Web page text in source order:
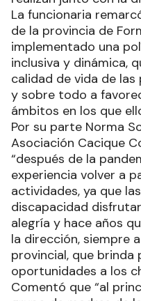
La funcionaria
de la provincia de
implementado una
inclusiva y dinámica,
calidad de vida de
y sobre todo a
ámbitos en los que
Por su parte Norma
Asociación Cacique
“después de la
experiencia volver a
actividades, ya que
discapacidad
alegría y hace años
la dirección, siempre
provincial, que
oportunidades a los
Comentó que “al